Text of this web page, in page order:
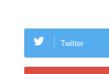
Twitter